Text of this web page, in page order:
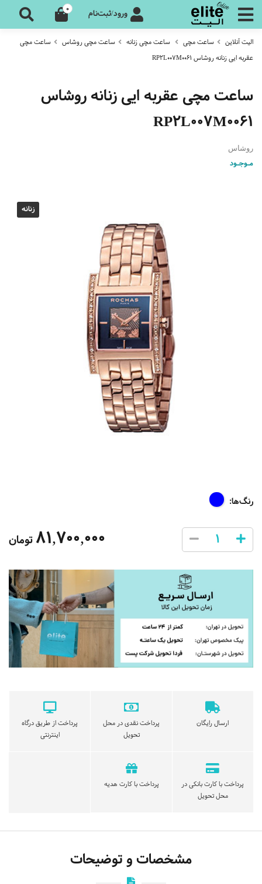
ورود/ثبت‌نام 0
الیت آنلاین ساعت مچی ساعت مچی زنانه ساعت مچی روشاس
ساعت مچی
عقربه ایی زنانه روشاس RP2L007M0061
ساعت مچی عقربه ایی زنانه روشاس
RP2L007M0061
روشاس
مـوجـود
زنانه
رنگ‌ها:
81,700,000تومان
ارسال رایگان
پرداخت نقدی در محل
تحویل
پرداخت از طریق درگاه
اینترنتی
پرداخت با کارت بانکی در
محل تحویل
پرداخت با کارت هدیه
مشخصات و توضیحات